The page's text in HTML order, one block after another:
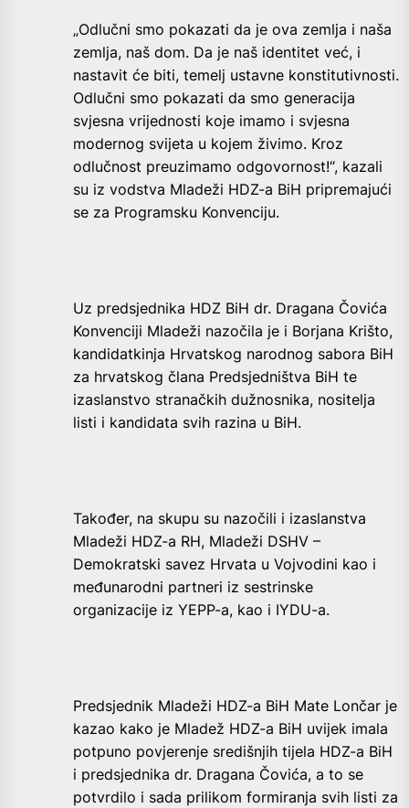
„Odlučni smo pokazati da je ova zemlja i naša
zemlja, naš dom. Da je naš identitet već, i
nastavit će biti, temelj ustavne konstitutivnosti.
Odlučni smo pokazati da smo generacija
svjesna vrijednosti koje imamo i svjesna
modernog svijeta u kojem živimo. Kroz
odlučnost preuzimamo odgovornost!“, kazali
su iz vodstva Mladeži HDZ-a BiH pripremajući
se za Programsku Konvenciju.
Uz predsjednika HDZ BiH dr. Dragana Čovića
Konvenciji Mladeži nazočila je i Borjana Krišto,
kandidatkinja Hrvatskog narodnog sabora BiH
za hrvatskog člana Predsjedništva BiH te
izaslanstvo stranačkih dužnosnika, nositelja
listi i kandidata svih razina u BiH.
Također, na skupu su nazočili i izaslanstva
Mladeži HDZ-a RH, Mladeži DSHV –
Demokratski savez Hrvata u Vojvodini kao i
međunarodni partneri iz sestrinske
organizacije iz YEPP-a, kao i IYDU-a.
Predsjednik Mladeži HDZ-a BiH Mate Lončar je
kazao kako je Mladež HDZ-a BiH uvijek imala
potpuno povjerenje središnjih tijela HDZ-a BiH
i predsjednika dr. Dragana Čovića, a to se
potvrdilo i sada prilikom formiranja svih listi za